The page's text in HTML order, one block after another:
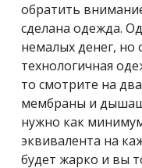
обратить
сделана одежда.
немалых денег, но
технологичная
то смотрите на
мембраны и
нужно как
эквивалента на
будет жарко и вы